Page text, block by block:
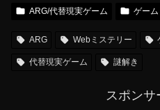
ARG/代替現実ゲーム ゲーム
ARG Webミステリー
代替現実ゲーム 謎解き
スポンサ